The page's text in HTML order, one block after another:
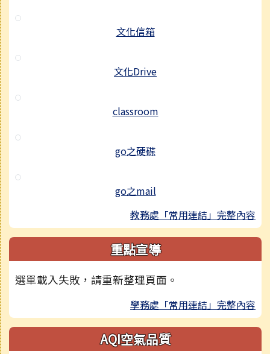
文化信箱
文化Drive
classroom
go之硬碟
go之mail
教務處「常用連結」完整內容
重點宣導
選單載入失敗，請重新整理頁面。
學務處「常用連結」完整內容
AQI空氣品質